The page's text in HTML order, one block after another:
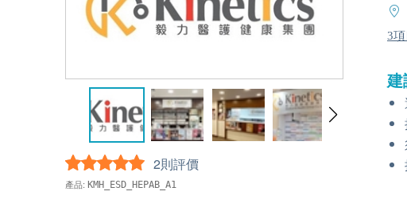
2則評價
產品: KMH_ESD_HEPAB_A1
3項